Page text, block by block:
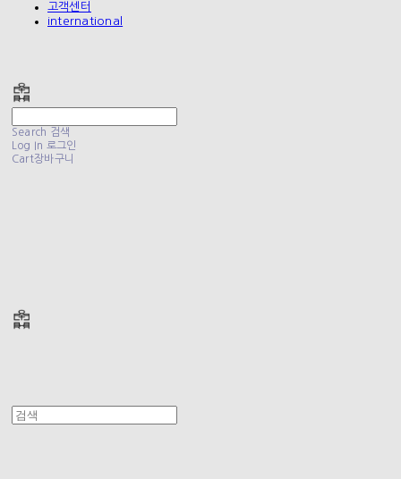
고객센터
international
Search 검색
Log In 로그인
Cart장바구니